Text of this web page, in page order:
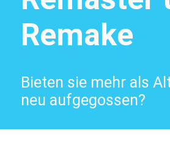
Remake
Bieten sie mehr als
neu aufgegossen?